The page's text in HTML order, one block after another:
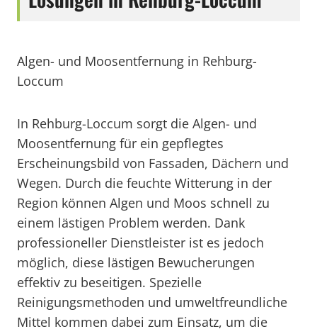
Algen- und Moosentfernung in Rehburg-
Loccum
In Rehburg-Loccum sorgt die Algen- und
Moosentfernung für ein gepflegtes
Erscheinungsbild von Fassaden, Dächern und
Wegen. Durch die feuchte Witterung in der
Region können Algen und Moos schnell zu
einem lästigen Problem werden. Dank
professioneller Dienstleister ist es jedoch
möglich, diese lästigen Bewucherungen
effektiv zu beseitigen. Spezielle
Reinigungsmethoden und umweltfreundliche
Mittel kommen dabei zum Einsatz, um die